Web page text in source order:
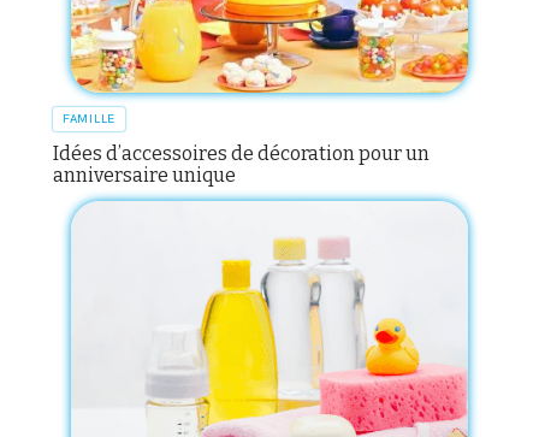
FAMILLE
Idées d’accessoires de décoration pour un
anniversaire unique